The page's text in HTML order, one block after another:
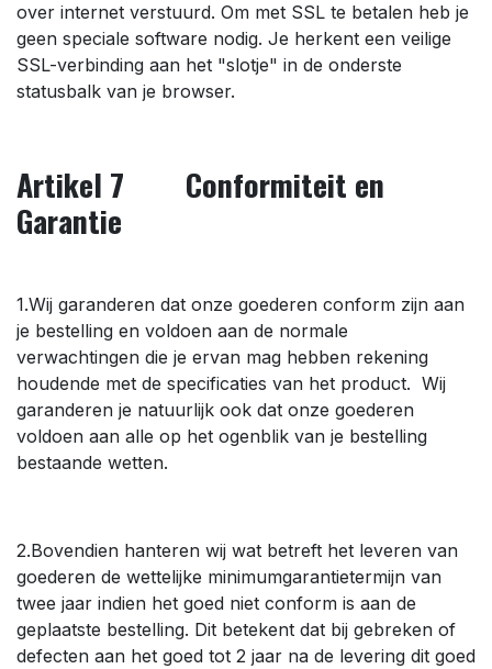
over internet verstuurd. Om met SSL te betalen heb je
geen speciale software nodig. Je herkent een veilige
SSL-verbinding aan het "slotje" in de onderste
statusbalk van je browser.
Artikel 7 Conformiteit en
Garantie
1.Wij garanderen dat onze goederen conform zijn aan
je bestelling en voldoen aan de normale
verwachtingen die je ervan mag hebben rekening
houdende met de specificaties van het product. Wij
garanderen je natuurlijk ook dat onze goederen
voldoen aan alle op het ogenblik van je bestelling
bestaande wetten.
2.Bovendien hanteren wij wat betreft het leveren van
goederen de wettelijke minimumgarantietermijn van
twee jaar indien het goed niet conform is aan de
geplaatste bestelling. Dit betekent dat bij gebreken of
defecten aan het goed tot 2 jaar na de levering dit goed